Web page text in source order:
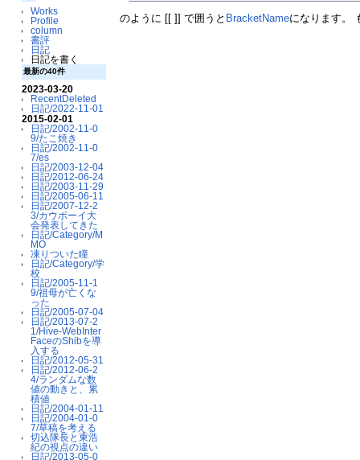
Works
Profile
column
書評
日記
日記を書く
最新の40件
2023-03-20
RecentDeleted
日記/2022-11-01
2015-02-01
日記/2002-11-0
9/たこ焼き
日記/2002-11-0
7/es
日記/2003-12-04
日記/2012-06-24
日記/2003-11-29
日記/2005-06-11
日記/2007-12-2
3/カウボーイ大
会発表してきた
日記/Category/M
MO
凍りついた瞳
日記/Category/学
校
日記/2005-11-1
9/祖母が亡くな
った
日記/2005-07-04
日記/2013-07-2
1/Hive-WebInter
FaceのShibを導
入する
日記/2012-05-31
日記/2012-06-2
4/ランダムな数
値の動きと、累
積値
日記/2004-01-11
日記/2004-01-0
7/草稿を考える
切込隊長と東浩
紀の視点の違い
日記/2013-05-0
のように [[ ]] で囲うと BracketNameになります。